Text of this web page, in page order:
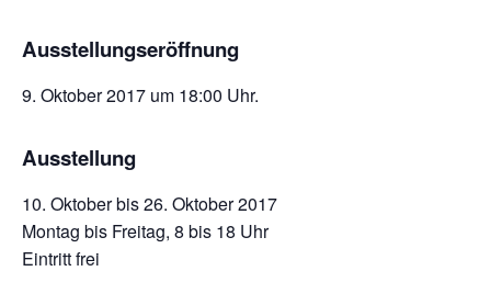
Ausstellungseröffnung
9. Oktober 2017 um 18:00 Uhr.
Ausstellung
10. Oktober bis 26. Oktober 2017
Montag bis Freitag, 8 bis 18 Uhr
Eintritt frei